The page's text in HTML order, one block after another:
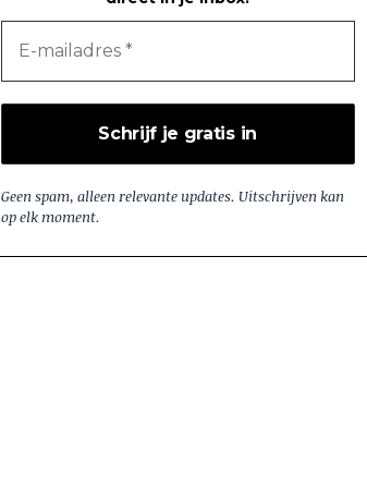
Geen spam, alleen relevante updates. Uitschrijven kan
op elk moment.